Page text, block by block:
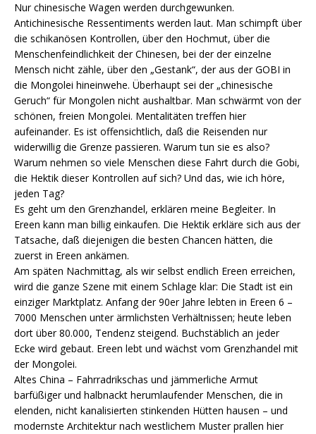
Nur chinesische Wagen werden durchgewunken.
Antichinesische Ressentiments werden laut. Man schimpft über
die schikanösen Kontrollen, über den Hochmut, über die
Menschenfeindlichkeit der Chinesen, bei der der einzelne
Mensch nicht zähle, über den „Gestank“, der aus der GOBI in
die Mongolei hineinwehe. Überhaupt sei der „chinesische
Geruch“ für Mongolen nicht aushaltbar. Man schwärmt von der
schönen, freien Mongolei. Mentalitäten treffen hier
aufeinander. Es ist offensichtlich, daß die Reisenden nur
widerwillig die Grenze passieren. Warum tun sie es also?
Warum nehmen so viele Menschen diese Fahrt durch die Gobi,
die Hektik dieser Kontrollen auf sich? Und das, wie ich höre,
jeden Tag?
Es geht um den Grenzhandel, erklären meine Begleiter. In
Ereen kann man billig einkaufen. Die Hektik erkläre sich aus der
Tatsache, daß diejenigen die besten Chancen hätten, die
zuerst in Ereen ankämen.
Am späten Nachmittag, als wir selbst endlich Ereen erreichen,
wird die ganze Szene mit einem Schlage klar: Die Stadt ist ein
einziger Marktplatz. Anfang der 90er Jahre lebten in Ereen 6 –
7000 Menschen unter ärmlichsten Verhältnissen; heute leben
dort über 80.000, Tendenz steigend. Buchstäblich an jeder
Ecke wird gebaut. Ereen lebt und wächst vom Grenzhandel mit
der Mongolei.
Altes China – Fahrradrikschas und jämmerliche Armut
barfüßiger und halbnackt herumlaufender Menschen, die in
elenden, nicht kanalisierten stinkenden Hütten hausen – und
modernste Architektur nach westlichem Muster prallen hier